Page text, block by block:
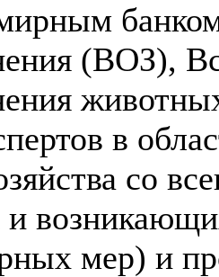
(ВОЗ),
в
со
и
мер) и